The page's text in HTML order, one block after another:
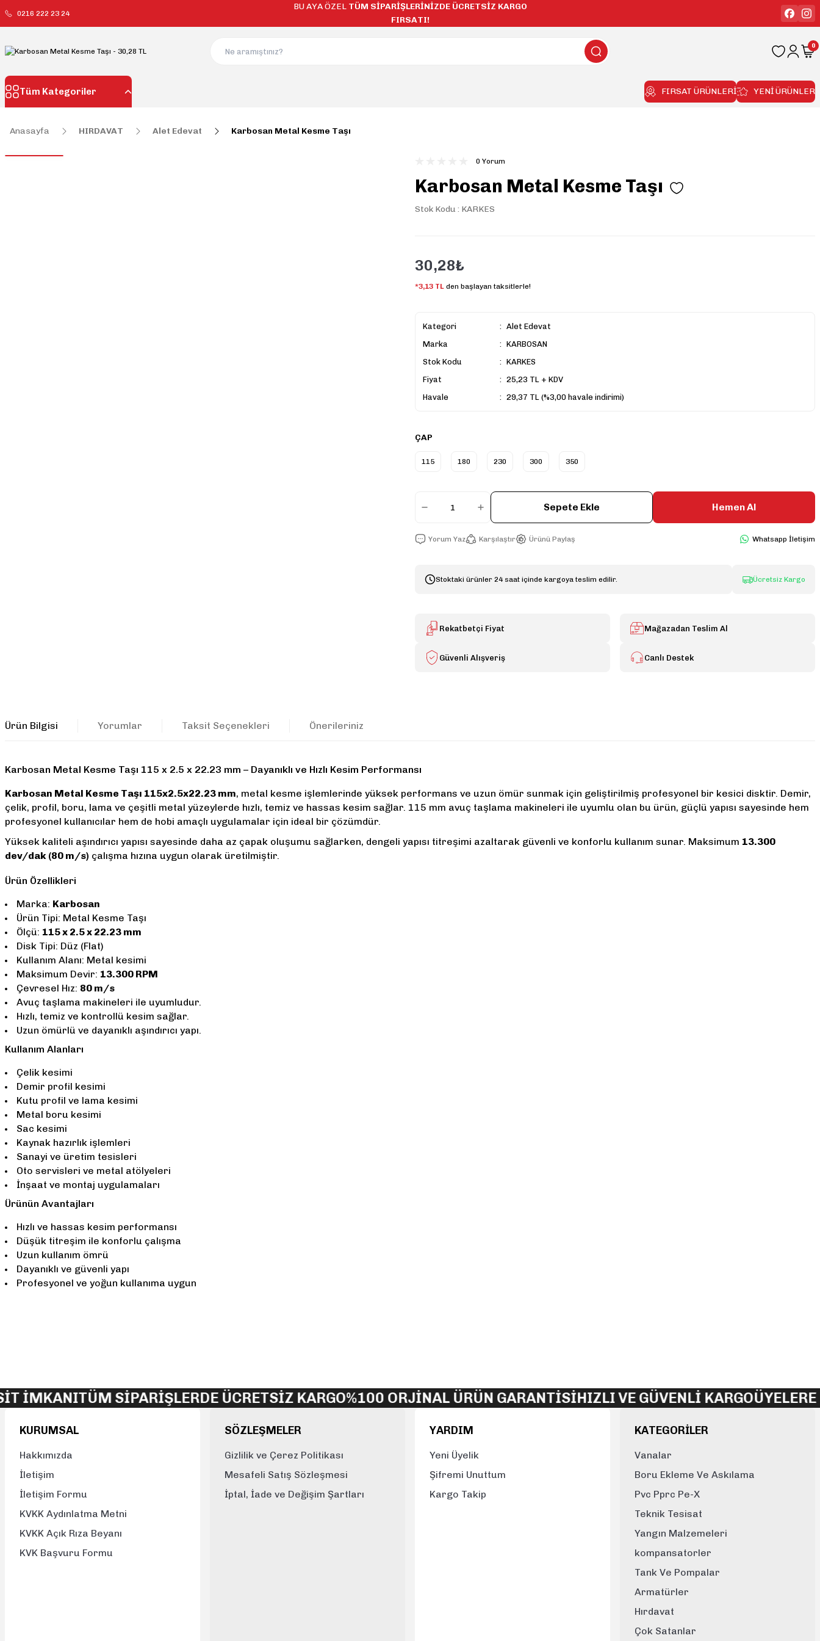
0216 222 23 24
BU AYA ÖZEL TÜM SİPARİŞLERİNİZDE ÜCRETSİZ KARGO
FIRSATI!
0
Tüm Kategoriler FIRSAT ÜRÜNLERİ YENİ ÜRÜNLER
Anasayfa HIRDAVAT Alet Edevat Karbosan Metal Kesme Taşı
0 Yorum
Karbosan Metal Kesme Taşı
Stok Kodu : KARKES
30,28₺
*3,13 TL den başlayan taksitlerle!
Kategori
Alet Edevat
Marka
KARBOSAN
Stok Kodu
KARKES
Fiyat
25,23 TL + KDV
Havale
29,37 TL (%3,00 havale indirimi)
ÇAP
115 180 230 300 350
Sepete Ekle Hemen Al
Yorum Yaz Karşılaştır Ürünü Paylaş Whatsapp İletişim
Stoktaki ürünler 24 saat içinde kargoya teslim edilir. Ücretsiz Kargo
Rekatbetçi Fiyat Mağazadan Teslim Al
Güvenli Alışveriş Canlı Destek
Ürün Bilgisi Yorumlar Taksit Seçenekleri Önerileriniz
Karbosan Metal Kesme Taşı 115 x 2.5 x 22.23 mm – Dayanıklı ve Hızlı Kesim Performansı
Karbosan Metal Kesme Taşı 115x2.5x22.23 mm, metal kesme işlemlerinde yüksek performans ve uzun ömür sunmak için geliştirilmiş profesyonel bir kesici disktir. Demir,
çelik, profil, boru, lama ve çeşitli metal yüzeylerde hızlı, temiz ve hassas kesim sağlar. 115 mm avuç taşlama makineleri ile uyumlu olan bu ürün, güçlü yapısı sayesinde hem
profesyonel kullanıcılar hem de hobi amaçlı uygulamalar için ideal bir çözümdür.
Yüksek kaliteli aşındırıcı yapısı sayesinde daha az çapak oluşumu sağlarken, dengeli yapısı titreşimi azaltarak güvenli ve konforlu kullanım sunar. Maksimum 13.300
dev/dak (80 m/s) çalışma hızına uygun olarak üretilmiştir.
Ürün Özellikleri
Marka: Karbosan
Ürün Tipi: Metal Kesme Taşı
Ölçü: 115 x 2.5 x 22.23 mm
Disk Tipi: Düz (Flat)
Kullanım Alanı: Metal kesimi
Maksimum Devir: 13.300 RPM
Çevresel Hız: 80 m/s
Avuç taşlama makineleri ile uyumludur.
Hızlı, temiz ve kontrollü kesim sağlar.
Uzun ömürlü ve dayanıklı aşındırıcı yapı.
Kullanım Alanları
Çelik kesimi
Demir profil kesimi
Kutu profil ve lama kesimi
Metal boru kesimi
Sac kesimi
Kaynak hazırlık işlemleri
Sanayi ve üretim tesisleri
Oto servisleri ve metal atölyeleri
İnşaat ve montaj uygulamaları
Ürünün Avantajları
Hızlı ve hassas kesim performansı
Düşük titreşim ile konforlu çalışma
Uzun kullanım ömrü
Dayanıklı ve güvenli yapı
Profesyonel ve yoğun kullanıma uygun
Ürün bilgilerinde hatalar bulunuyor.
Bu ürüne benzer farklı alternatifler olmalı.
İMKANITÜM SİPARİŞLERDE ÜCRETSİZ KARGO%100 ORJİNAL ÜRÜN GARANTİSİHIZLI VE GÜVENLİ KARGOÜYELERE
KURUMSAL
Hakkımızda
İletişim
İletişim Formu
KVKK Aydınlatma Metni
KVKK Açık Rıza Beyanı
KVK Başvuru Formu
SÖZLEŞMELER
Gizlilik ve Çerez Politikası
Mesafeli Satış Sözleşmesi
İptal, İade ve Değişim Şartları
YARDIM
Yeni Üyelik
Şifremi Unuttum
Kargo Takip
KATEGORİLER
Vanalar
Boru Ekleme Ve Askılama
Pvc Pprc Pe-X
Teknik Tesisat
Yangın Malzemeleri
kompansatorler
Tank Ve Pompalar
Armatürler
Hırdavat
Çok Satanlar